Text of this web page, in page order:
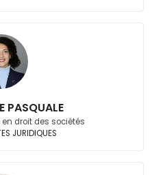
PASQUALE
droit des sociétés
JURIDIQUES